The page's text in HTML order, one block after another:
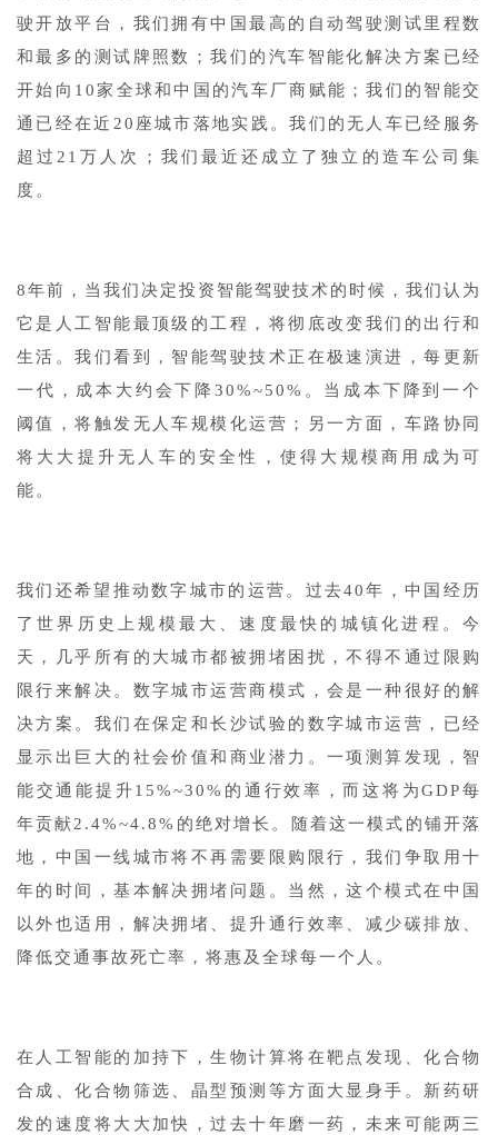
驶开放平台，我们拥有中国最高的自动驾驶测试里程数
和最多的测试牌照数；我们的汽车智能化解决方案已经
开始向10家全球和中国的汽车厂商赋能；我们的智能交
通已经在近20座城市落地实践。我们的无人车已经服务
超过21万人次；我们最近还成立了独立的造车公司集
度。
8年前，当我们决定投资智能驾驶技术的时候，我们认为
它是人工智能最顶级的工程，将彻底改变我们的出行和
生活。我们看到，智能驾驶技术正在极速演进，每更新
一代，成本大约会下降30%~50%。当成本下降到一个
阈值，将触发无人车规模化运营；另一方面，车路协同
将大大提升无人车的安全性，使得大规模商用成为可
能。
我们还希望推动数字城市的运营。过去40年，中国经历
了世界历史上规模最大、速度最快的城镇化进程。今
天，几乎所有的大城市都被拥堵困扰，不得不通过限购
限行来解决。数字城市运营商模式，会是一种很好的解
决方案。我们在保定和长沙试验的数字城市运营，已经
显示出巨大的社会价值和商业潜力。一项测算发现，智
能交通能提升15%~30%的通行效率，而这将为GDP每
年贡献2.4%~4.8%的绝对增长。随着这一模式的铺开落
地，中国一线城市将不再需要限购限行，我们争取用十
年的时间，基本解决拥堵问题。当然，这个模式在中国
以外也适用，解决拥堵、提升通行效率、减少碳排放、
降低交通事故死亡率，将惠及全球每一个人。
在人工智能的加持下，生物计算将在靶点发现、化合物
合成、化合物筛选、晶型预测等方面大显身手。新药研
发的速度将大大加快，过去十年磨一药，未来可能两三